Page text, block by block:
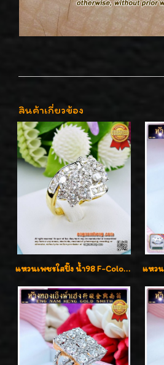
สินค้าเกี่ยวข้อง
แหวนเพชรใสปิ๊ง น้ำ98 F-Color/VVS1 น้ำหนักเพชรรวม 2.56 กะรัต ใส่เต็มนิ้วเพชรเป็นน้ำเป็นเนื้อสวยมากๆค่ะ